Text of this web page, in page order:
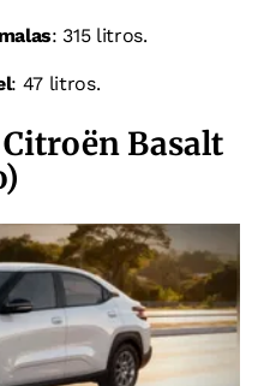
: 315 litros.
: 47 litros.
Basalt